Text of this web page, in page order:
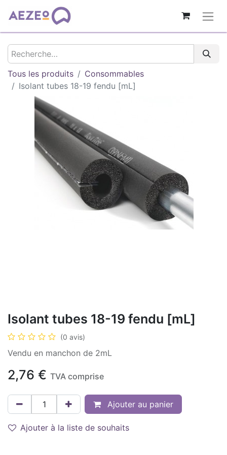
Tous les produits
Consommables
Isolant tubes 18-19 fendu [mL]
Isolant tubes 18-19 fendu [mL]
(0 avis)
Vendu en manchon de 2mL
2,76 € TVA comprise
Ajouter au panier
Ajouter à la liste de souhaits